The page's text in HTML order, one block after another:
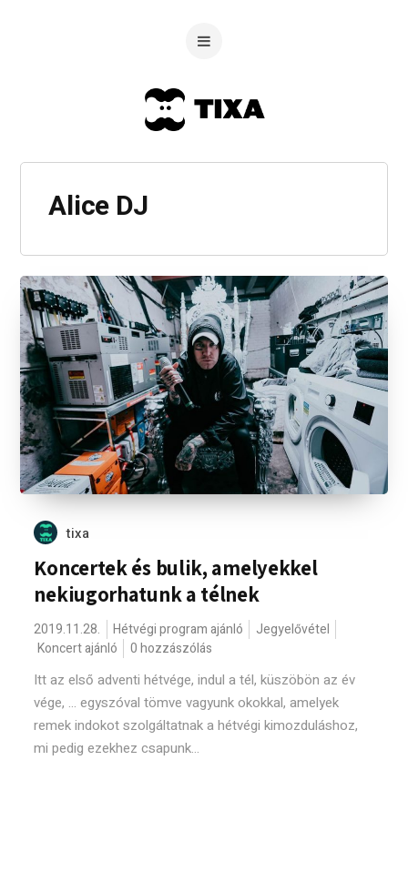
Alice DJ
tixa
Koncertek és bulik, amelyekkel
nekiugorhatunk a télnek
2019.11.28. Hétvégi program ajánló
Jegyelővétel
Koncert ajánló
0 hozzászólás
Itt az első adventi hétvége, indul a tél, küszöbön az év
vége, ... egyszóval tömve vagyunk okokkal, amelyek
remek indokot szolgáltatnak a hétvégi kimozduláshoz,
mi pedig ezekhez csapunk...